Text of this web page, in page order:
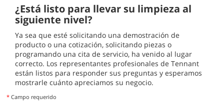
¿Está listo para llevar su limpieza al
siguiente nivel?
Ya sea que esté solicitando una demostración de
producto o una cotización, solicitando piezas o
programando una cita de servicio, ha venido al lugar
correcto. Los representantes profesionales de Tennant
están listos para responder sus preguntas y esperamos
mostrarle cuánto apreciamos su negocio.
* Campo requerido